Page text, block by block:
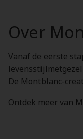
Over
Vanaf de eerste
De Montblanc-
Ontdek meer van